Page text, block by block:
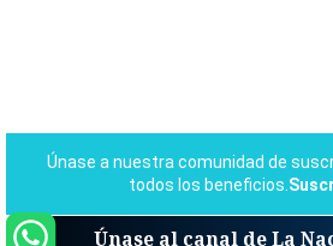
Únase al canal de La